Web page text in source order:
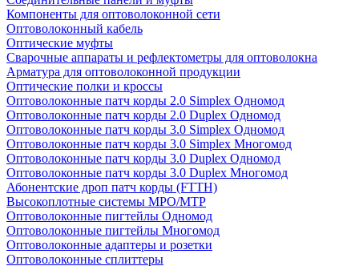
Компоненты для оптоволоконной сети
Оптоволоконный кабель
Оптические муфты
Сварочные аппараты и рефлектометры для оптоволокна
Арматура для оптоволоконной продукции
Оптические полки и кроссы
Оптоволоконные патч корды 2.0 Simplex Одномод
Оптоволоконные патч корды 2.0 Duplex Одномод
Оптоволоконные патч корды 3.0 Simplex Одномод
Оптоволоконные патч корды 3.0 Simplex Многомод
Оптоволоконные патч корды 3.0 Duplex Одномод
Оптоволоконные патч корды 3.0 Duplex Многомод
Абонентские дроп патч корды (FTTH)
Высокоплотные системы MPO/MTP
Оптоволоконные пигтейлы Одномод
Оптоволоконные пигтейлы Многомод
Оптоволоконные адаптеры и розетки
Оптоволоконные сплиттеры